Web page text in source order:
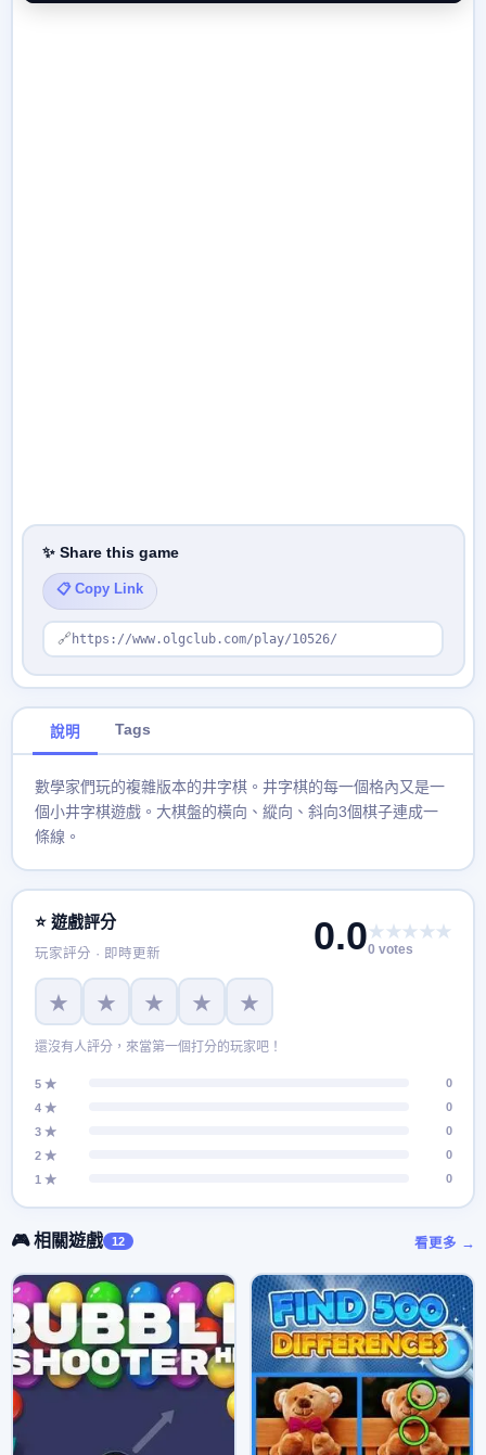
✨ Share this game
📋 Copy Link
🔗 https://www.olgclub.com/play/10526/
說明 Tags
數學家們玩的複雜版本的井字棋。井字棋的每一個格內又是一
個小井字棋遊戲。大棋盤的橫向、縱向、斜向3個棋子連成一
條線。
⭐ 遊戲評分
玩家評分 · 即時更新 0.0★★★★★
0 votes
★ ★ ★ ★ ★
還沒有人評分，來當第一個打分的玩家吧！
5 ★
0
4 ★
0
3 ★
0
2 ★
0
1 ★
0
🎮 相關遊戲 12 看更多 →